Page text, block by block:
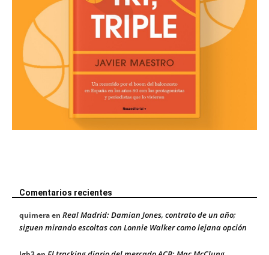
Comentarios recientes
quimeraen Real Madrid: Damian Jones, contrato de un año;
siguen mirando escoltas con Lonnie Walker como lejana opción